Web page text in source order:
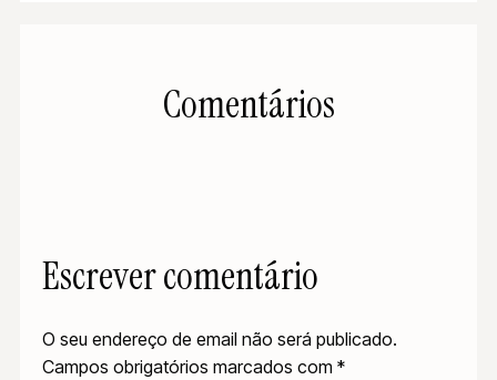
Comentários
Escrever comentário
O seu endereço de email não será publicado.
Campos obrigatórios marcados com *